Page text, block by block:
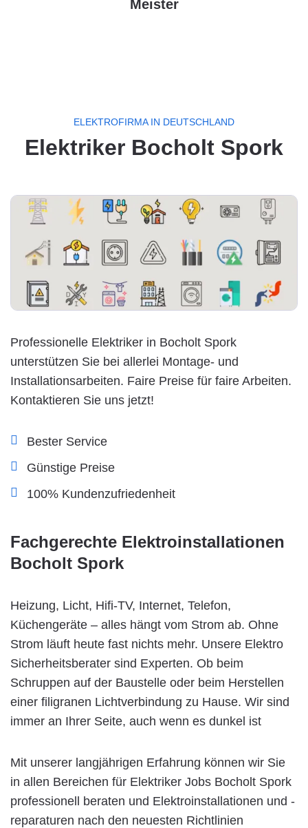
Meister
ELEKTROFIRMA IN DEUTSCHLAND
Elektriker Bocholt Spork
Professionelle Elektriker in Bocholt Spork
unterstützen Sie bei allerlei Montage- und
Installationsarbeiten. Faire Preise für faire Arbeiten.
Kontaktieren Sie uns jetzt!
Bester Service
Günstige Preise
100% Kundenzufriedenheit
Fachgerechte Elektroinstallationen
Bocholt Spork
Heizung, Licht, Hifi-TV, Internet, Telefon,
Küchengeräte – alles hängt vom Strom ab. Ohne
Strom läuft heute fast nichts mehr. Unsere Elektro
Sicherheitsberater sind Experten. Ob beim
Schruppen auf der Baustelle oder beim Herstellen
einer filigranen Lichtverbindung zu Hause. Wir sind
immer an Ihrer Seite, auch wenn es dunkel ist
Mit unserer langjährigen Erfahrung können wir Sie
in allen Bereichen für Elektriker Jobs Bocholt Spork
professionell beraten und Elektroinstallationen und -
reparaturen nach den neuesten Richtlinien